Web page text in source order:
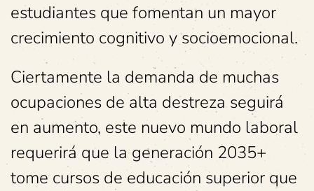
estudiantes que fomentan un mayor
crecimiento cognitivo y socioemocional.
Ciertamente la demanda de muchas
ocupaciones de alta destreza seguirá
en aumento, este nuevo mundo laboral
requerirá que la generación 2035+
tome cursos de educación superior que